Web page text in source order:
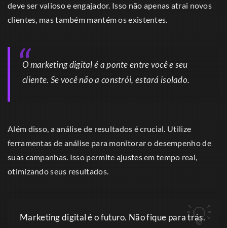
deve ser valioso e engajador. Isso não apenas atrai novos
clientes, mas também mantém os existentes.
O marketing digital é a ponte entre você e seu
cliente. Se você não a constrói, estará isolado.
Além disso, a análise de resultados é crucial. Utilize
ferramentas de análise para monitorar o desempenho de
suas campanhas. Isso permite ajustes em tempo real,
otimizando seus resultados.
Marketing digital é o futuro. Não fique para trás.